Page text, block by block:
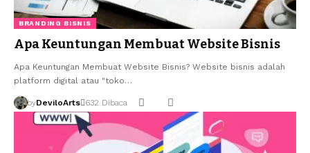
BRANDING BISNIS
Apa Keuntungan Membuat Website Bisnis
Apa Keuntungan Membuat Website Bisnis? Website bisnis adalah
platform digital atau "toko…
byDeviloArts 632 Dibaca